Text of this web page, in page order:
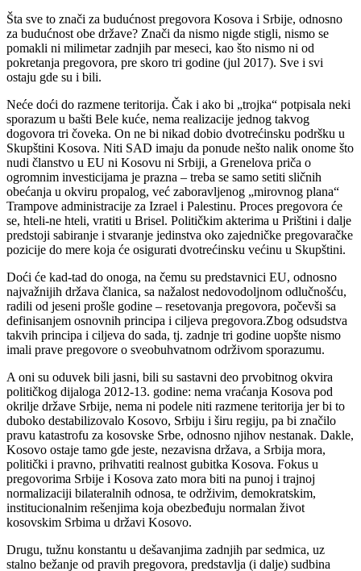
Šta sve to znači za budućnost pregovora Kosova i Srbije, odnosno
za budućnost obe države? Znači da nismo nigde stigli, nismo se
pomakli ni milimetar zadnjih par meseci, kao što nismo ni od
pokretanja pregovora, pre skoro tri godine (jul 2017). Sve i svi
ostaju gde su i bili.
Neće doći do razmene teritorija. Čak i ako bi „trojka“ potpisala neki
sporazum u bašti Bele kuće, nema realizacije jednog takvog
dogovora tri čoveka. On ne bi nikad dobio dvotrećinsku podršku u
Skupštini Kosova. Niti SAD imaju da ponude nešto nalik onome što
nudi članstvo u EU ni Kosovu ni Srbiji, a Grenelova priča o
ogromnim investicijama je prazna – treba se samo setiti sličnih
obećanja u okviru propalog, već zaboravljenog „mirovnog plana“
Trampove administracije za Izrael i Palestinu. Proces pregovora će
se, hteli-ne hteli, vratiti u Brisel. Političkim akterima u Prištini i dalje
predstoji sabiranje i stvaranje jedinstva oko zajedničke pregovaračke
pozicije do mere koja će osigurati dvotrećinsku većinu u Skupštini.
Doći će kad-tad do onoga, na čemu su predstavnici EU, odnosno
najvažnijih država članica, sa nažalost nedovodoljnom odlučnošću,
radili od jeseni prošle godine – resetovanja pregovora, počevši sa
definisanjem osnovnih principa i ciljeva pregovora.Zbog odsudstva
takvih principa i ciljeva do sada, tj. zadnje tri godine uopšte nismo
imali prave pregovore o sveobuhvatnom održivom sporazumu.
A oni su oduvek bili jasni, bili su sastavni deo prvobitnog okvira
političkog dijaloga 2012-13. godine: nema vraćanja Kosova pod
okrilje države Srbije, nema ni podele niti razmene teritorija jer bi to
duboko destabilizovalo Kosovo, Srbiju i širu regiju, pa bi značilo
pravu katastrofu za kosovske Srbe, odnosno njihov nestanak. Dakle,
Kosovo ostaje tamo gde jeste, nezavisna država, a Srbija mora,
politički i pravno, prihvatiti realnost gubitka Kosova. Fokus u
pregovorima Srbije i Kosova zato mora biti na punoj i trajnoj
normalizaciji bilateralnih odnosa, te održivim, demokratskim,
institucionalnim rešenjima koja obezbeđuju normalan život
kosovskim Srbima u državi Kosovo.
Drugu, tužnu konstantu u dešavanjima zadnjih par sedmica, uz
stalno bežanje od pravih pregovora, predstavlja (i dalje) sudbina